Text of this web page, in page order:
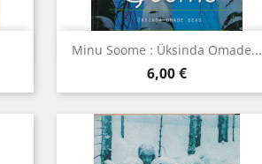
Minu Soome : Üksinda Omade...
Hind
6,00 €
Kiirvaade